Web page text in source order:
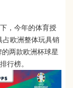
，今年的体育授
占欧洲整体玩具销
两款欧洲杯球星
行榜。